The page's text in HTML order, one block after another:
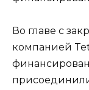
Во главе с
компанией